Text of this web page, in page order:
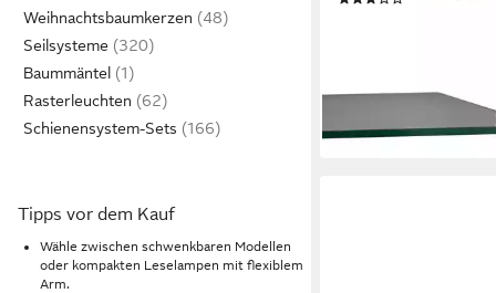
Weihnachtsbaumkerzen
Seilsysteme
Baummäntel
Rasterleuchten
Schienensystem-Sets
Tipps vor dem Kauf
Wähle zwischen schwenkbaren Modellen
oder kompakten Leselampen mit flexiblem
Arm.
lieferbar - in 3-4